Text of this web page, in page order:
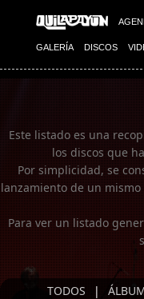
GALERÍA DISCOS
Imagen 01
Este listado es una
los discos que
Por simplicidad, se
lanzamiento de un
Para ver un listado
TODOS |